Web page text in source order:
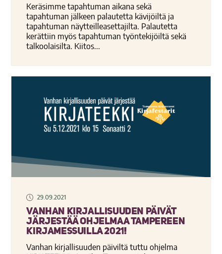
Keräsimme tapahtuman aikana sekä
tapahtuman jälkeen palautetta kävijöiltä ja
tapahtuman näytteilleasettajilta. Palautetta
kerättiin myös tapahtuman työntekijöiltä sekä
talkoolaisilta. Kiitos...
29.09.2021
Vanhan kirjallisuuden päivät
järjestää ohjelmaa Tampereen
Kirjamessuilla 2021!
Vanhan kirjallisuuden päiviltä tuttu ohjelma